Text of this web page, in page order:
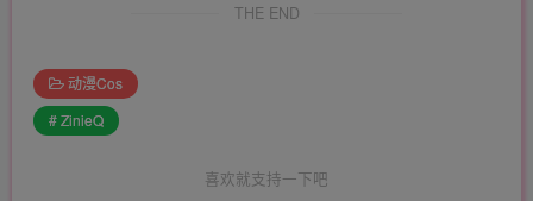
THE END
动漫Cos
# ZinieQ
喜欢就支持一下吧